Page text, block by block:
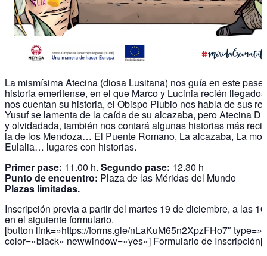
La mismísima Atecina (diosa Lusitana) nos guía en este
historia emeritense, en el que Marco y Lucinia recién
nos cuentan su historia, el Obispo Plubio nos habla de sus
Yusuf se lamenta de la caída de su alcazaba, pero Atecina
y olvidadada, también nos contará algunas historias más
la de los Mendoza… El Puente Romano, La alcazaba, La
Eulalia… lugares con historias.
Primer pase: 11.00 h. Segundo pase: 12.30 h
Punto de encuentro: Plaza de las Méridas del Mundo
Plazas limitadas.
Inscripción previa a partir del martes 19 de diciembre, a las
en el siguiente formulario.
[button link=»https://forms.gle/nLaKuM65n2XpzFHo7″
color=»black» newwindow=»yes»] Formulario de